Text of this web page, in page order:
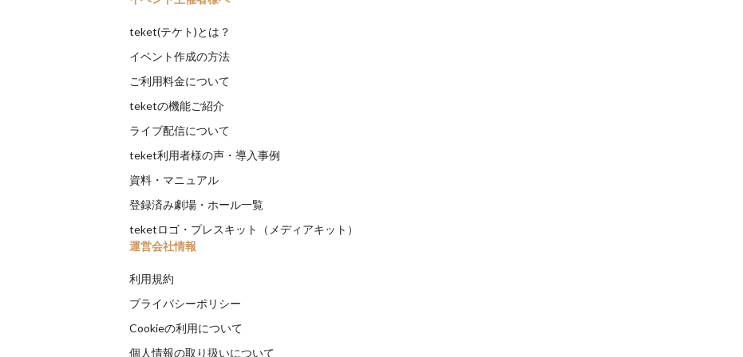
teket(テケト)とは？
イベント作成の方法
ご利用料金について
teketの機能ご紹介
ライブ配信について
teket利用者様の声・導入事例
資料・マニュアル
登録済み劇場・ホール一覧
teketロゴ・プレスキット（メディアキット）
運営会社情報
利用規約
プライバシーポリシー
Cookieの利用について
個人情報の取り扱いについて